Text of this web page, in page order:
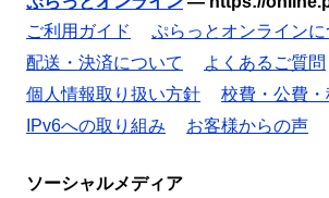
ご利用ガイド
ぷらっとオンラインに
配送・決済について
よくあるご質問
個人情報取り扱い方針
校費・公費
IPv6への取り組み
お客様からの声
ソーシャルメディア